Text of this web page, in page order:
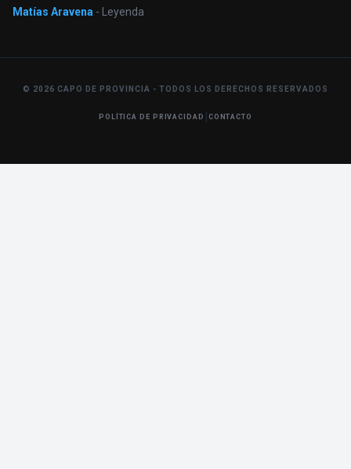
Matías Aravena - Leyenda
© 2026 CAPO DE PROVINCIA - TODOS LOS DERECHOS RESERVADOS
POLÍTICA DE PRIVACIDAD CONTACTO